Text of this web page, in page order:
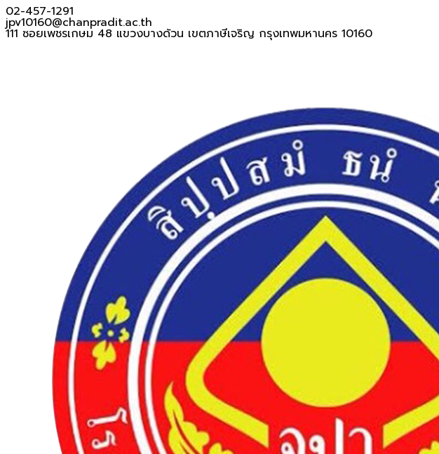
02-457-1291
jpv10160@chanpradit.ac.th
111 ซอยเพชรเกษม 48 แขวงบางด้วน เขตภาษีเจริญ กรุงเทพมหานคร 10160